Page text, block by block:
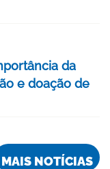
da
e doação de
MAIS NOTÍCIAS